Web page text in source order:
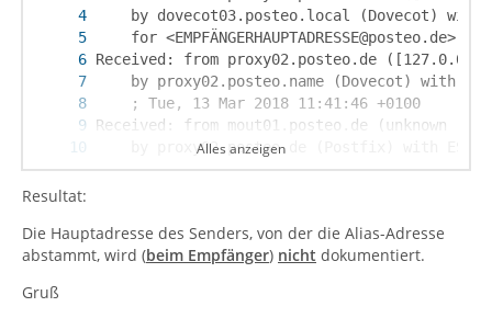
Alles anzeigen
Resultat:
Die Hauptadresse des Senders, von der die Alias-Adresse
abstammt, wird (beim Empfänger) nicht dokumentiert.
Gruß